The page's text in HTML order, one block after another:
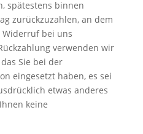
spätestens binnen
zurückzuzahlen, an dem
bei uns
verwenden wir
Sie bei der
eingesetzt haben, es sei
etwas anderes
keine